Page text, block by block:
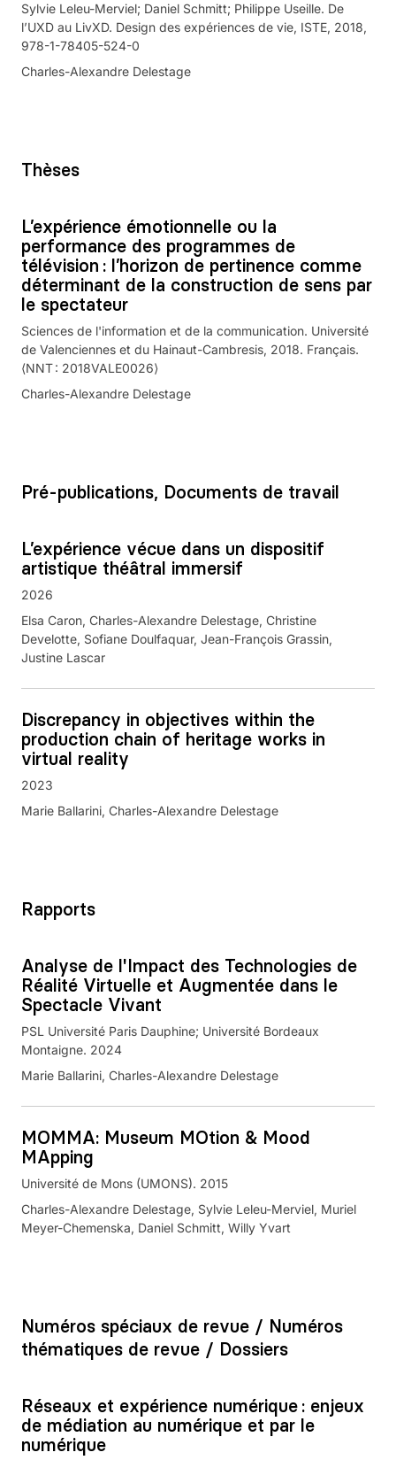
Sylvie Leleu-Merviel; Daniel Schmitt; Philippe Useille. De
l’UXD au LivXD. Design des expériences de vie, ISTE, 2018,
978-1-78405-524-0
Charles-Alexandre Delestage
Thèses
L’expérience émotionnelle ou la
performance des programmes de
télévision : l’horizon de pertinence comme
déterminant de la construction de sens par
le spectateur
Sciences de l'information et de la communication. Université
de Valenciennes et du Hainaut-Cambresis, 2018. Français.
⟨NNT : 2018VALE0026⟩
Charles-Alexandre Delestage
Pré-publications, Documents de travail
L’expérience vécue dans un dispositif
artistique théâtral immersif
2026
Elsa Caron, Charles-Alexandre Delestage, Christine
Develotte, Sofiane Doulfaquar, Jean-François Grassin,
Justine Lascar
Discrepancy in objectives within the
production chain of heritage works in
virtual reality
2023
Marie Ballarini, Charles-Alexandre Delestage
Rapports
Analyse de l'Impact des Technologies de
Réalité Virtuelle et Augmentée dans le
Spectacle Vivant
PSL Université Paris Dauphine; Université Bordeaux
Montaigne. 2024
Marie Ballarini, Charles-Alexandre Delestage
MOMMA: Museum MOtion & Mood
MApping
Université de Mons (UMONS). 2015
Charles-Alexandre Delestage, Sylvie Leleu-Merviel, Muriel
Meyer-Chemenska, Daniel Schmitt, Willy Yvart
Numéros spéciaux de revue / Numéros
thématiques de revue / Dossiers
Réseaux et expérience numérique : enjeux
de médiation au numérique et par le
numérique